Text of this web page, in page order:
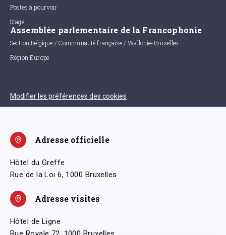
Postes à pourvoir
Stage
Assemblée parlementaire de la Francophonie
Section Belgique / Communauté française / Wallonie-Bruxelles
Région Europe
Modifier les préférences des cookies
Adresse officielle
Hôtel du Greffe
Rue de la Loi 6, 1000 Bruxelles
Adresse visites
Hôtel de Ligne